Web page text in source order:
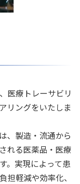
医療トレーサビリ
リングをいたしま
、製造・流通から
れる医薬品・医療
。実現によって患
担軽減や効率化、